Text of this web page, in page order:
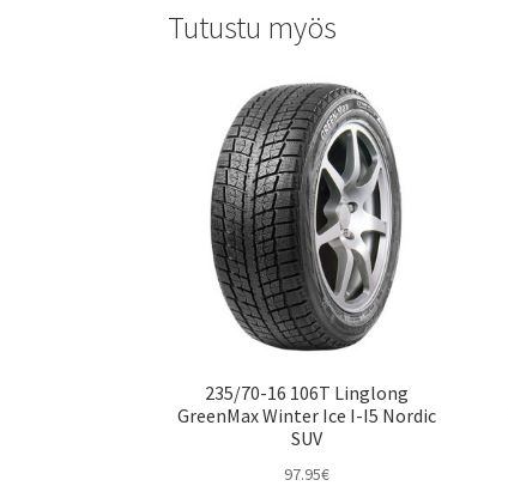
Tutustu myös
235/70-16 106T Linglong
GreenMax Winter Ice I-I5 Nordic
SUV
97.95€